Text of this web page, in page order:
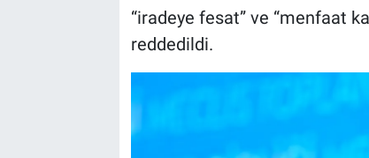
“iradeye fesat” ve “menfaat
reddedildi.